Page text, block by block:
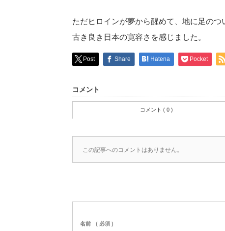
ただヒロインが夢から醒めて、地に足の
古き良き日本の寛容さを感じました。
Post Share Hatena Pocket
コメント
コメント ( 0 )
この記事へのコメントはありません。
名前 ( 必須 )